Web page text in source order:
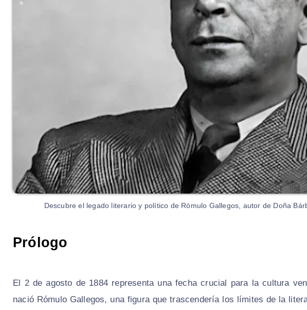
Descubre el legado literario y político de Rómulo Gallegos, autor de Doña
Prólogo
El 2 de agosto de 1884 representa una fecha crucial para la cultura
nació Rómulo Gallegos, una figura que trascendería los límites de la